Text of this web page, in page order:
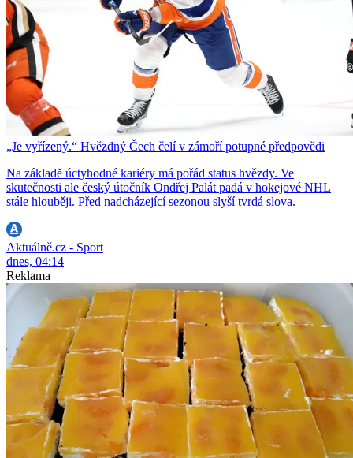
„Je vyřízený.“ Hvězdný Čech čelí v zámoří potupné předpovědi
Na základě úctyhodné kariéry má pořád status hvězdy. Ve
skutečnosti ale český útočník Ondřej Palát padá v hokejové NHL
stále hlouběji. Před nadcházející sezonou slyší tvrdá slova.
Aktuálně.cz - Sport
dnes, 04:14
Reklama